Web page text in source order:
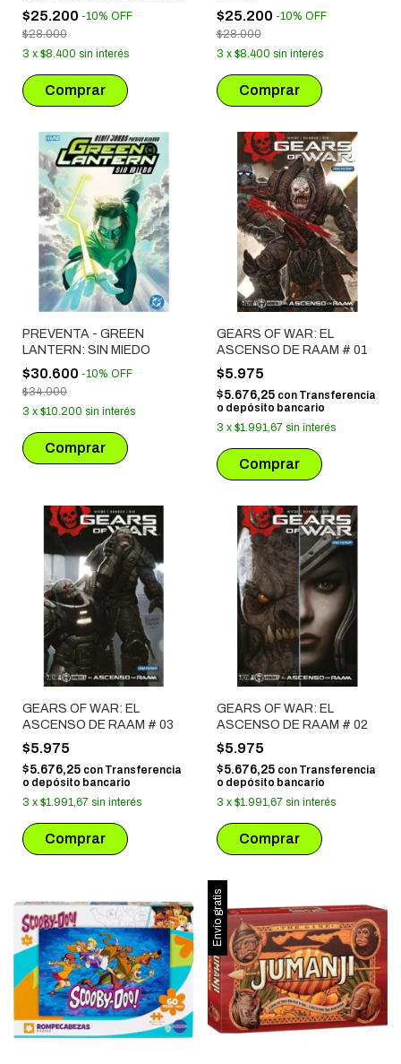
01
$25.200 -10% OFF
$28.000
3 x $8.400 sin interés
$25.200 -10% OFF
$28.000
3 x $8.400 sin interés
PREVENTA - GREEN
LANTERN: SIN MIEDO
$30.600 -10% OFF
$34.000
3 x $10.200 sin interés
GEARS OF WAR: EL
ASCENSO DE RAAM # 01
$5.975
$5.676,25 con Transferencia
o depósito bancario
3 x $1.991,67 sin interés
GEARS OF WAR: EL
ASCENSO DE RAAM # 03
$5.975
$5.676,25 con Transferencia
o depósito bancario
3 x $1.991,67 sin interés
GEARS OF WAR: EL
ASCENSO DE RAAM # 02
$5.975
$5.676,25 con Transferencia
o depósito bancario
3 x $1.991,67 sin interés
Envío gratis